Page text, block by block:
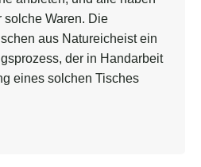
solche Waren. Die
aus Natureicheist ein
der in Handarbeit
eines solchen Tisches